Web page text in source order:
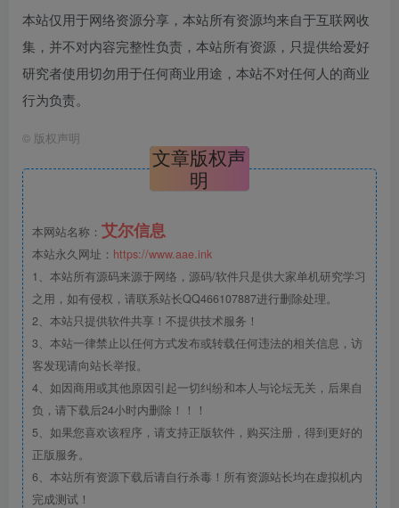
本站仅用于网络资源分享，本站所有资源均来自于互联网收
集，并不对内容完整性负责，本站所有资源，只提供给爱好
研究者使用切勿用于任何商业用途，本站不对任何人的商业
行为负责。
© 版权声明
文章版权声
明
本网站名称： 艾尔信息
本站永久网址： https://www.aae.ink
1、本站所有源码来源于网络，源码/软件只是供大家单机研究学习
之用，如有侵权，请联系站长QQ466107887进行删除处理。
2、本站只提供软件共享！不提供技术服务！
3、本站一律禁止以任何方式发布或转载任何违法的相关信息，访
客发现请向站长举报。
4、如因商用或其他原因引起一切纠纷和本人与论坛无关，后果自
负，请下载后24小时内删除！！！
5、如果您喜欢该程序，请支持正版软件，购买注册，得到更好的
正版服务。
6、本站所有资源下载后请自行杀毒！所有资源站长均在虚拟机内
完成测试！